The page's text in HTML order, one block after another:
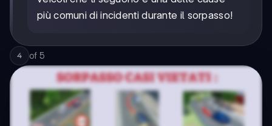
più comuni di incidenti durante il sorpasso!
4 of 5